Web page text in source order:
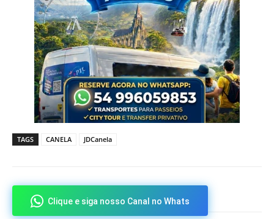
TAGS CANELA JDCanela
Clique e siga nosso Canal no Whats